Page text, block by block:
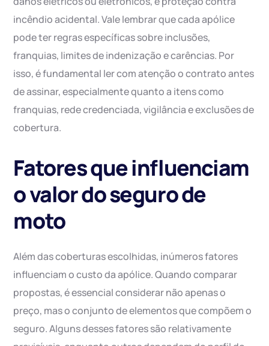
incêndio acidental. Vale lembrar que cada apólice
pode ter regras específicas sobre inclusões,
franquias, limites de indenização e carências. Por
isso, é fundamental ler com atenção o contrato antes
de assinar, especialmente quanto a itens como
franquias, rede credenciada, vigilância e exclusões de
cobertura.
Fatores que influenciam
o valor do seguro de
moto
Além das coberturas escolhidas, inúmeros fatores
influenciam o custo da apólice. Quando comparar
propostas, é essencial considerar não apenas o
preço, mas o conjunto de elementos que compõem o
seguro. Alguns desses fatores são relativamente